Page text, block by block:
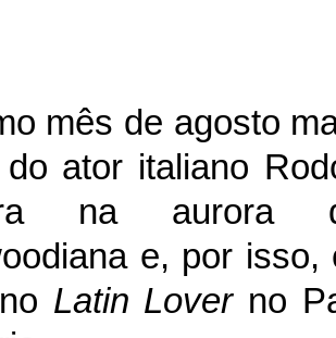
mês de agosto
do ator italiano
na aurora
e, por
Latin Loverno